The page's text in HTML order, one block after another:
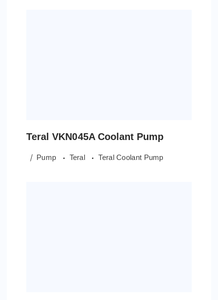
Teral VKN045A Coolant Pump
Pump Teral Teral Coolant Pump